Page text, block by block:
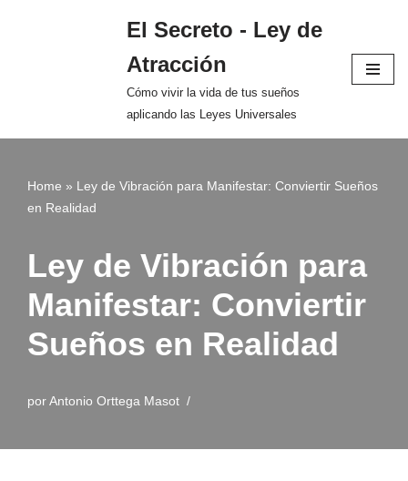
El Secreto - Ley de
Atracción
Cómo vivir la vida de tus sueños
aplicando las Leyes Universales
Home » Ley de Vibración para Manifestar: Conviertir Sueños
en Realidad
Ley de Vibración para
Manifestar: Conviertir
Sueños en Realidad
por Antonio Orttega Masot